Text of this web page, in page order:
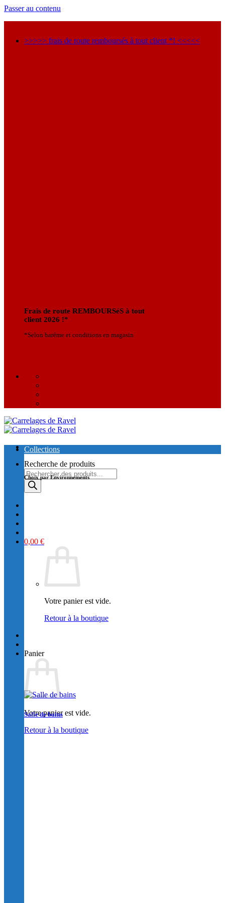
Passer au contenu
>>>>> frais de route remboursés à tout client *! <<<<<
Frais de route REMBOURSéS à tout
client 2026 !*
*Selon barême et conditions en magasin
Recherche de produits
0,00 €
Votre panier est vide.
Retour à la boutique
Panier
Votre panier est vide.
Retour à la boutique
Collections
Choix par Environnements
Salle de bains